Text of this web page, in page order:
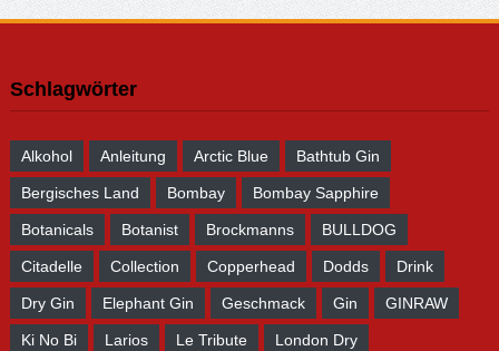
Schlagwörter
Alkohol Anleitung Arctic Blue Bathtub Gin
Bergisches Land Bombay Bombay Sapphire
Botanicals Botanist Brockmanns BULLDOG
Citadelle Collection Copperhead Dodds Drink
Dry Gin Elephant Gin Geschmack Gin GINRAW
Ki No Bi Larios Le Tribute London Dry